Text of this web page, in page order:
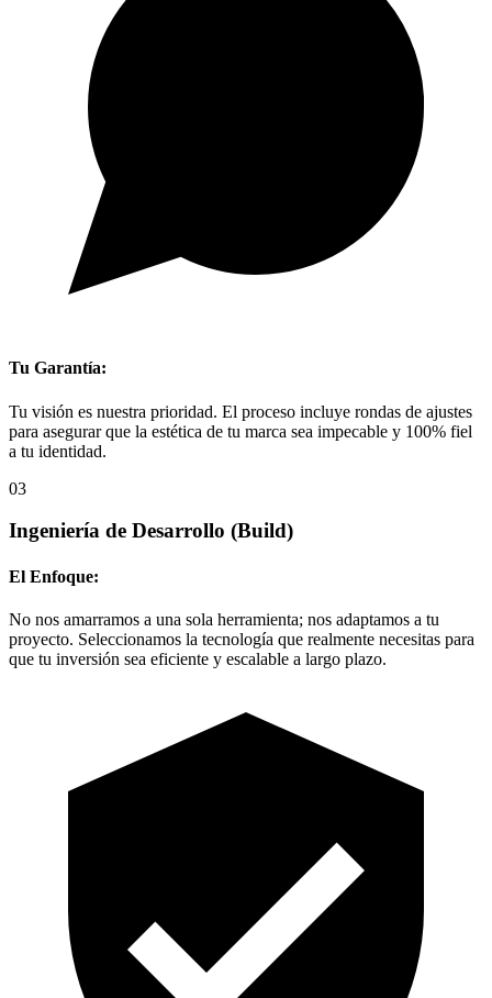
Tu Garantía:
Tu visión es nuestra prioridad. El proceso incluye rondas de ajustes
para asegurar que la estética de tu marca sea impecable y 100% fiel
a tu identidad.
03
Ingeniería de Desarrollo (Build)
El Enfoque:
No nos amarramos a una sola herramienta; nos adaptamos a tu
proyecto. Seleccionamos la tecnología que realmente necesitas para
que tu inversión sea eficiente y escalable a largo plazo.